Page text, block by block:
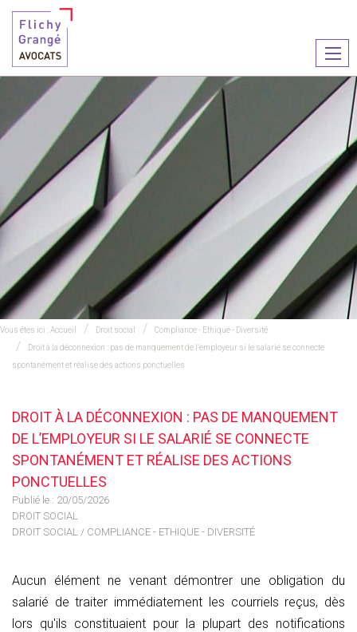
le
Vous êtes ici :Accueil Droit social
Compliance - Ethique - Diversité
Droit à la déconnexion : pas de manquement de l’employeur si le salarié se connecte
spontanément et réalise des actions ponctuelles
DROIT À LA DÉCONNEXION : PAS DE MANQUEMENT
DE L’EMPLOYEUR SI LE SALARIÉ SE CONNECTE
SPONTANÉMENT ET RÉALISE DES ACTIONS
PONCTUELLES
Publié le : 20/05/2026
DROIT SOCIAL
DROIT SOCIAL / COMPLIANCE - ETHIQUE - DIVERSITÉ
Aucun élément ne venant démontrer une obligation du
salarié de traiter immédiatement les courriels reçus, dès
lors qu'ils constituaient pour la plupart des notifications